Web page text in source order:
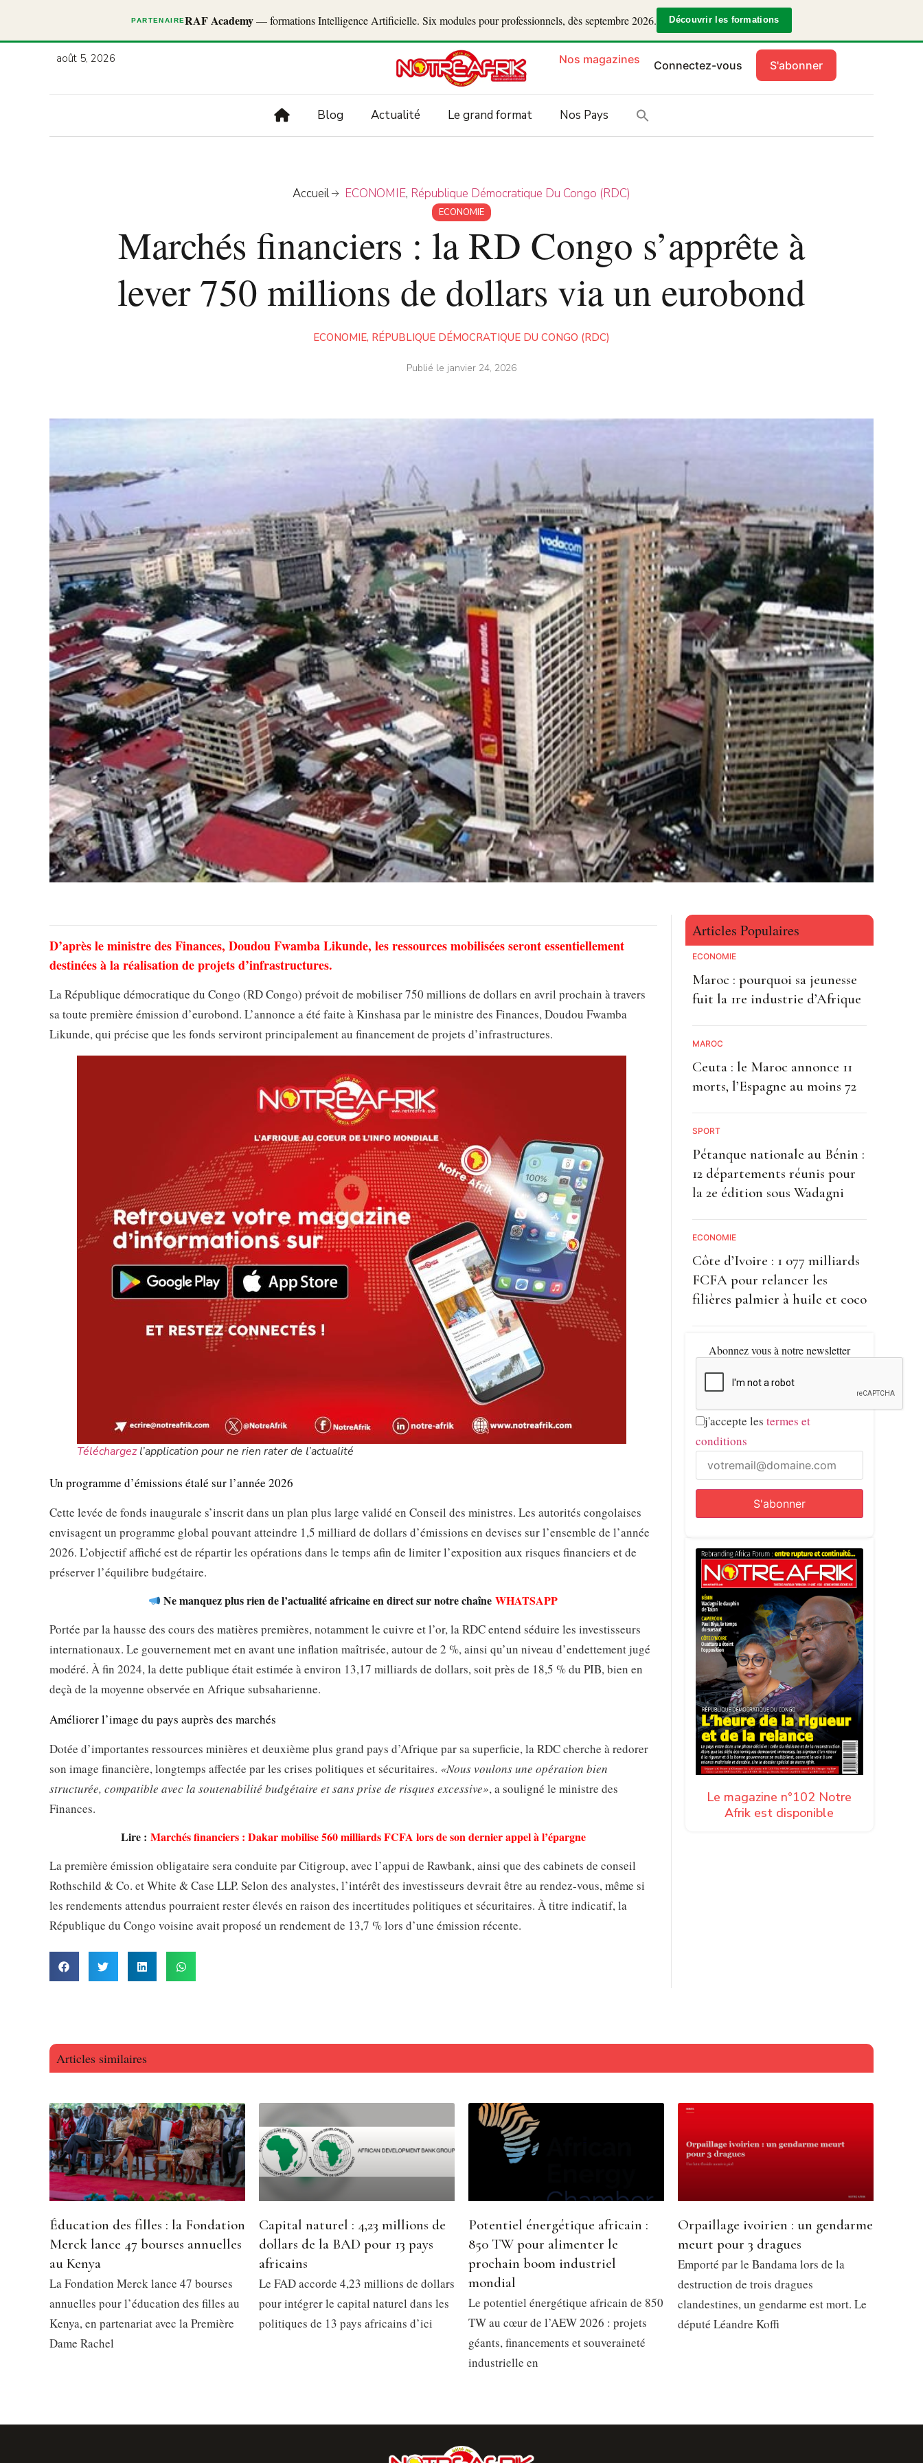
PARTENAIRERAF Academy— formations Intelligence Artificielle. Six modules pour professionnels, dès septembre 2026. Découvrir les formations
août 5, 2026 Nos magazines Connectez-vous S'abonner
Blog Actualité Le grand format Nos Pays
Accueil ECONOMIE, République Démocratique Du Congo (RDC)
ECONOMIE
Marchés financiers : la RD Congo s’apprête à
lever 750 millions de dollars via un eurobond
ECONOMIE, RÉPUBLIQUE DÉMOCRATIQUE DU CONGO (RDC)
Publié le janvier 24, 2026
D’après le ministre des Finances, Doudou Fwamba Likunde, les ressources mobilisées seront essentiellement
destinées à la réalisation de projets d’infrastructures.
La République démocratique du Congo (RD Congo) prévoit de mobiliser 750 millions de dollars en avril prochain à travers
sa toute première émission d’eurobond. L’annonce a été faite à Kinshasa par le ministre des Finances, Doudou Fwamba
Likunde, qui précise que les fonds serviront principalement au financement de projets d’infrastructures.
Téléchargezl’application pour ne rien rater de l’actualité
Un programme d’émissions étalé sur l’année 2026
Cette levée de fonds inaugurale s’inscrit dans un plan plus large validé en Conseil des ministres. Les autorités congolaises
envisagent un programme global pouvant atteindre 1,5 milliard de dollars d’émissions en devises sur l’ensemble de l’année
2026. L’objectif affiché est de répartir les opérations dans le temps afin de limiter l’exposition aux risques financiers et de
préserver l’équilibre budgétaire.
Ne manquez plus rien de l’actualité africaine en direct sur notre chaîneWHATSAPP
Portée par la hausse des cours des matières premières, notamment le cuivre et l’or, la RDC entend séduire les investisseurs
internationaux. Le gouvernement met en avant une inflation maîtrisée, autour de 2 %, ainsi qu’un niveau d’endettement jugé
modéré. À fin 2024, la dette publique était estimée à environ 13,17 milliards de dollars, soit près de 18,5 % du PIB, bien en
deçà de la moyenne observée en Afrique subsaharienne.
Améliorer l’image du pays auprès des marchés
Dotée d’importantes ressources minières et deuxième plus grand pays d’Afrique par sa superficie, la RDC cherche à redorer
son image financière, longtemps affectée par les crises politiques et sécuritaires. «Nous voulons une opération bien
structurée, compatible avec la soutenabilité budgétaire et sans prise de risques excessive», a souligné le ministre des
Finances.
Lire : Marchés financiers : Dakar mobilise 560 milliards FCFA lors de son dernier appel à l’épargne
La première émission obligataire sera conduite par Citigroup, avec l’appui de Rawbank, ainsi que des cabinets de conseil
Rothschild & Co. et White & Case LLP. Selon des analystes, l’intérêt des investisseurs devrait être au rendez-vous, même si
les rendements attendus pourraient rester élevés en raison des incertitudes politiques et sécuritaires. À titre indicatif, la
République du Congo voisine avait proposé un rendement de 13,7 % lors d’une émission récente.
Articles Populaires
ECONOMIE
Maroc : pourquoi sa jeunesse
fuit la 1re industrie d’Afrique
MAROC
Ceuta : le Maroc annonce 11
morts, l’Espagne au moins 72
SPORT
Pétanque nationale au Bénin :
12 départements réunis pour
la 2e édition sous Wadagni
ECONOMIE
Côte d’Ivoire : 1 077 milliards
FCFA pour relancer les
filières palmier à huile et coco
Abonnez vous à notre newsletter
j'accepte les termes et
conditions
Le magazine n°102 Notre
Afrik est disponible
Articles similaires
Éducation des filles : la Fondation
Merck lance 47 bourses annuelles
au Kenya
La Fondation Merck lance 47 bourses
annuelles pour l’éducation des filles au
Kenya, en partenariat avec la Première
Dame Rachel
Capital naturel : 4,23 millions de
dollars de la BAD pour 13 pays
africains
Le FAD accorde 4,23 millions de dollars
pour intégrer le capital naturel dans les
politiques de 13 pays africains d’ici
Potentiel énergétique africain :
850 TW pour alimenter le
prochain boom industriel
mondial
Le potentiel énergétique africain de 850
TW au cœur de l’AEW 2026 : projets
géants, financements et souveraineté
industrielle en
Orpaillage ivoirien : un gendarme
meurt pour 3 dragues
Emporté par le Bandama lors de la
destruction de trois dragues
clandestines, un gendarme est mort. Le
député Léandre Koffi